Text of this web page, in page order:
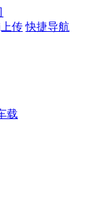
传 快捷导航
载